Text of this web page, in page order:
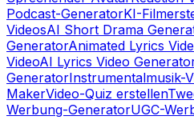
Podcast-GeneratorKI-
VideosAI Short Drama
GeneratorAnimated Lyrics
VideoAI Lyrics Video
GeneratorInstrumentalmusik-
MakerVideo-Quiz erstellen
Werbung-GeneratorUGC-